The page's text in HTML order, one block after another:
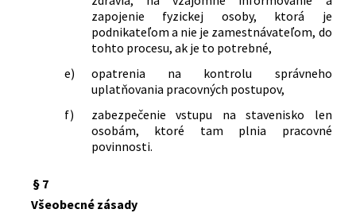
zapojenie fyzickej osoby, ktorá je
podnikateľom a nie je zamestnávateľom, do
tohto procesu, ak je to potrebné,
e)
opatrenia na kontrolu správneho
uplatňovania pracovných postupov,
f)
zabezpečenie vstupu na stavenisko len
osobám, ktoré tam plnia pracovné
povinnosti.
§ 7
Všeobecné zásady